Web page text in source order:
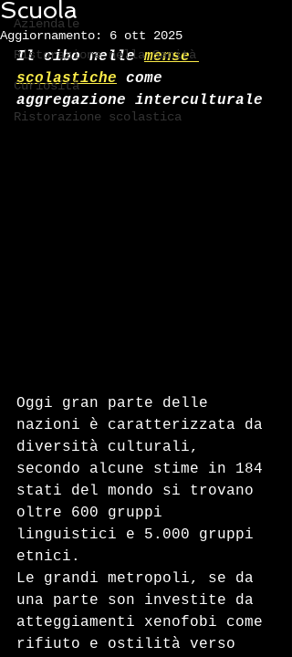
Aziendale
Ristorazione nella Sanità
Curiosità
Ristorazione scolastica
Scuola
Aggiornamento: 6 ott 2025
Il cibo nelle mense
scolastiche come
aggregazione interculturale
Oggi gran parte delle
nazioni è caratterizzata da
diversità culturali,
secondo alcune stime in 184
stati del mondo si trovano
oltre 600 gruppi
linguistici e 5.000 gruppi
etnici.
Le grandi metropoli, se da
una parte son investite da
atteggiamenti xenofobi come
rifiuto e ostilità verso